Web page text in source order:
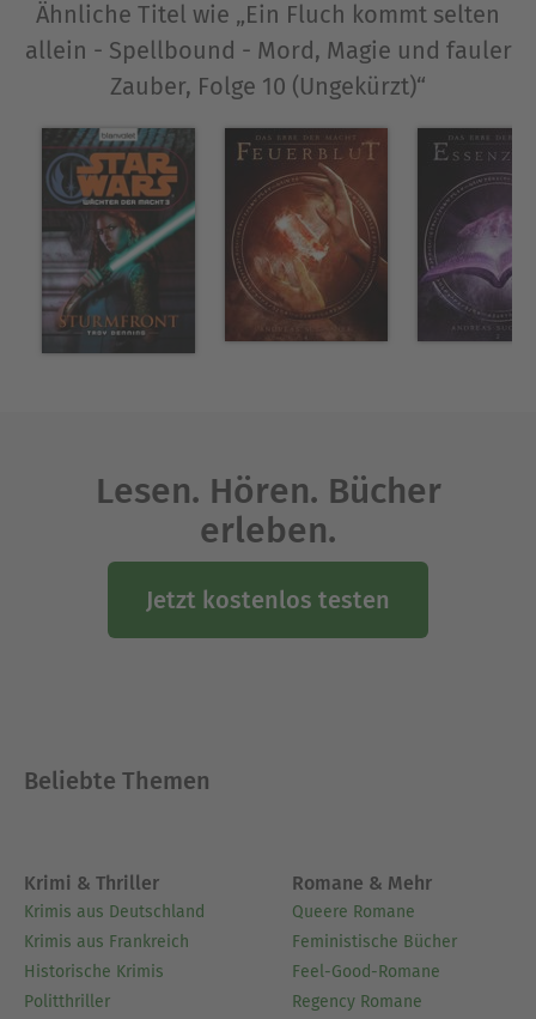
Ähnliche Titel wie „Ein Fluch kommt selten
allein - Spellbound - Mord, Magie und fauler
Zauber, Folge 10 (Ungekürzt)“
Lesen. Hören. Bücher
erleben.
Jetzt kostenlos testen
Beliebte Themen
Krimi & Thriller
Krimis aus Deutschland
Krimis aus Frankreich
Historische Krimis
Politthriller
Romane & Mehr
Queere Romane
Feministische Bücher
Feel-Good-Romane
Regency Romane